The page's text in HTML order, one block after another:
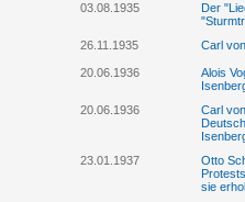
03.08.1935
Der
26.11.1935
Carl
20.06.1936
Alois
20.06.1936
Carl
23.01.1937
Otto
sie